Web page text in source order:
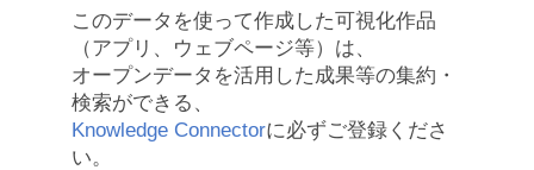
このデータを使って作成した可視化作品
（アプリ、ウェブページ等）は、
オープンデータを活用した成果等の集約・
検索ができる、
Knowledge Connectorに必ずご登録くださ
い。